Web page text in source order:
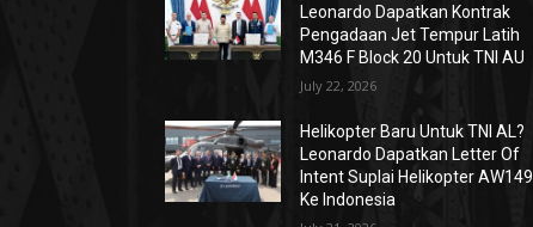
Leonardo Dapatkan Kontrak
Pengadaan Jet Tempur Latih
M346 F Block 20 Untuk TNI AU
July 22, 2026
Helikopter Baru Untuk TNI AL?
Leonardo Dapatkan Letter Of
Intent Suplai Helikopter AW149
Ke Indonesia